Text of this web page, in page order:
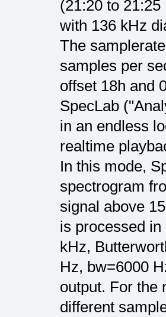
(21:20 to
with 136 kHz
The
samples per
offset 18h and
SpecLab
in an endless
realtime
In this mode,
spectrogram
signal above
is processed
kHz,
Hz, bw=6000
output. For the
different